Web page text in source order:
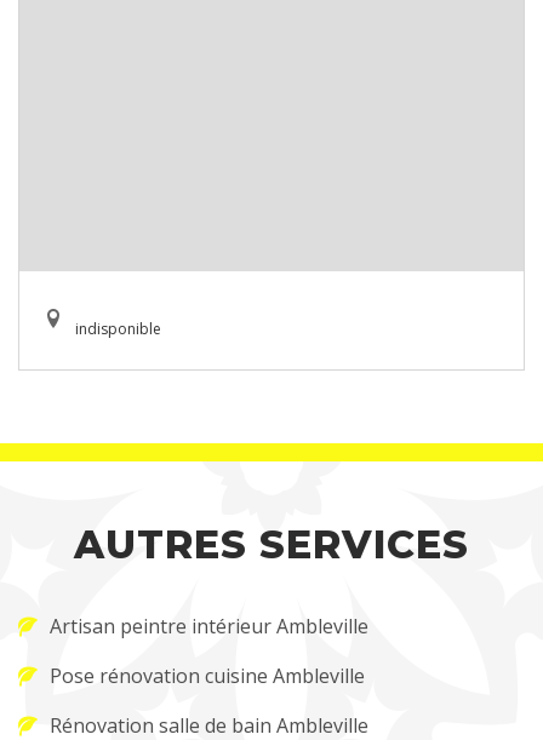
indisponible
AUTRES SERVICES
Artisan peintre intérieur Ambleville
Pose rénovation cuisine Ambleville
Rénovation salle de bain Ambleville